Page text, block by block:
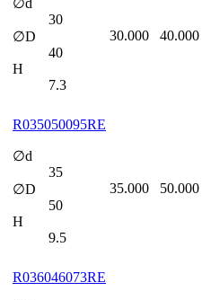
∅d
30
∅D
40
H
7.3
30.000 40.000
R035050095RE
∅d
35
∅D
50
H
9.5
35.000 50.000
R036046073RE